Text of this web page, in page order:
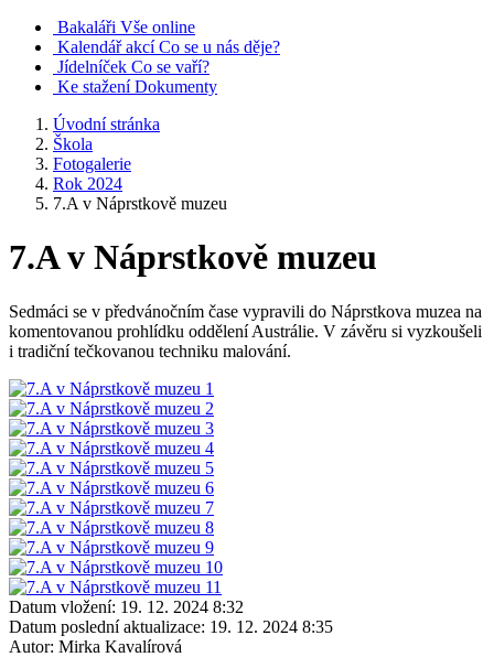
Bakaláři Vše online
Kalendář akcí Co se u nás děje?
Jídelníček Co se vaří?
Ke stažení Dokumenty
Úvodní stránka
Škola
Fotogalerie
Rok 2024
7.A v Náprstkově muzeu
7.A v Náprstkově muzeu
Sedmáci se v předvánočním čase vypravili do Náprstkova muzea na
komentovanou prohlídku oddělení Austrálie. V závěru si vyzkoušeli
i tradiční tečkovanou techniku malování.
Datum vložení: 19. 12. 2024 8:32
Datum poslední aktualizace: 19. 12. 2024 8:35
Autor: Mirka Kavalírová